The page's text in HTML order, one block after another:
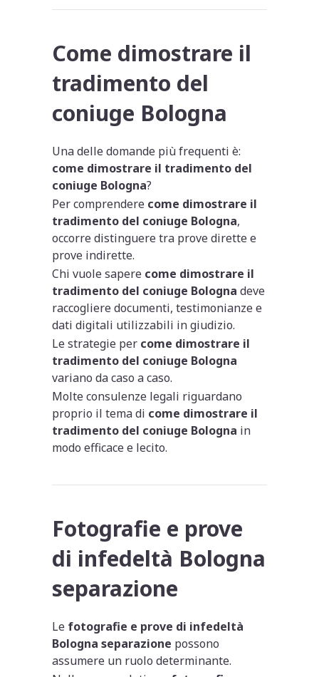
Come dimostrare il
tradimento del
coniuge Bologna
Una delle domande più frequenti è:
come dimostrare il tradimento del
coniuge Bologna?
Per comprendere come dimostrare il
tradimento del coniuge Bologna,
occorre distinguere tra prove dirette e
prove indirette.
Chi vuole sapere come dimostrare il
tradimento del coniuge Bologna deve
raccogliere documenti, testimonianze e
dati digitali utilizzabili in giudizio.
Le strategie per come dimostrare il
tradimento del coniuge Bologna
variano da caso a caso.
Molte consulenze legali riguardano
proprio il tema di come dimostrare il
tradimento del coniuge Bologna in
modo efficace e lecito.
Fotografie e prove
di infedeltà Bologna
separazione
Le fotografie e prove di infedeltà
Bologna separazione possono
assumere un ruolo determinante.